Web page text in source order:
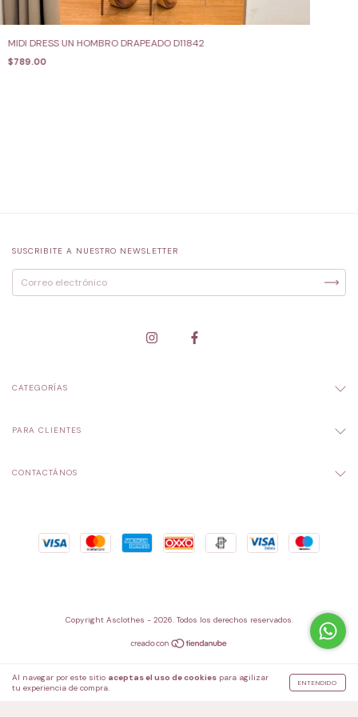
Al navegar por este sitio aceptas el uso de cookies para agilizar
tu experiencia de compra.
ENTENDIDO
MIDI DRESS UN HOMBRO DRAPEADO D11842
$789.00
SUSCRIBITE A NUESTRO NEWSLETTER
CATEGORÍAS
PARA CLIENTES
CONTACTÁNOS
Copyright Asclothes - 2026. Todos los derechos reservados.